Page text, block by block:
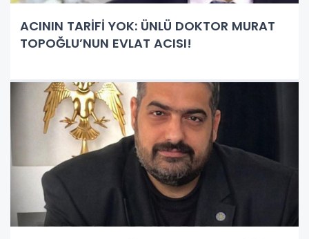
ACININ TARİFİ YOK: ÜNLÜ DOKTOR MURAT
TOPOĞLU’NUN EVLAT ACISI!